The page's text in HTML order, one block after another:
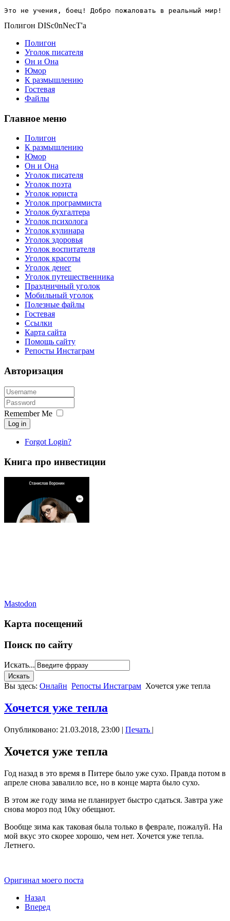
Это не учения, боец! Добро пожаловать в реальный мир!
Полигон DISc0nNecT'a
Полигон
Уголок писателя
Он и Она
Юмор
К размышлению
Гостевая
Файлы
Главное меню
Полигон
К размышлению
Юмор
Он и Она
Уголок писателя
Уголок поэта
Уголок юриста
Уголок программиста
Уголок бухгалтера
Уголок психолога
Уголок кулинара
Уголок здоровья
Уголок воспитателя
Уголок красоты
Уголок денег
Уголок путешественника
Праздничный уголок
Мобильный уголок
Полезные файлы
Гостевая
Ссылки
Карта сайта
Помощь сайту
Репосты Инстаграм
Авторизация
Remember Me
Log in
Forgot Login?
Книга про инвестиции
Mastodon
Карта посещений
Поиск по сайту
Искать...
Вы здесь: Онлайн Репосты Инстаграм Хочется уже тепла
Хочется уже тепла
Опубликовано: 21.03.2018, 23:00 | Печать |
Хочется уже тепла
Год назад в это время в Питере было уже сухо. Правда потом в
апреле снова завалило все, но в конце марта было сухо.
В этом же году зима не планирует быстро сдаться. Завтра уже
снова мороз под 10ку обещают.
Вообще зима как таковая была только в феврале, пожалуй. На
мой вкус это скорее хорошо, чем нет. Хочется уже тепла.
Летнего.
Оригинал моего поста
Назад
Вперед